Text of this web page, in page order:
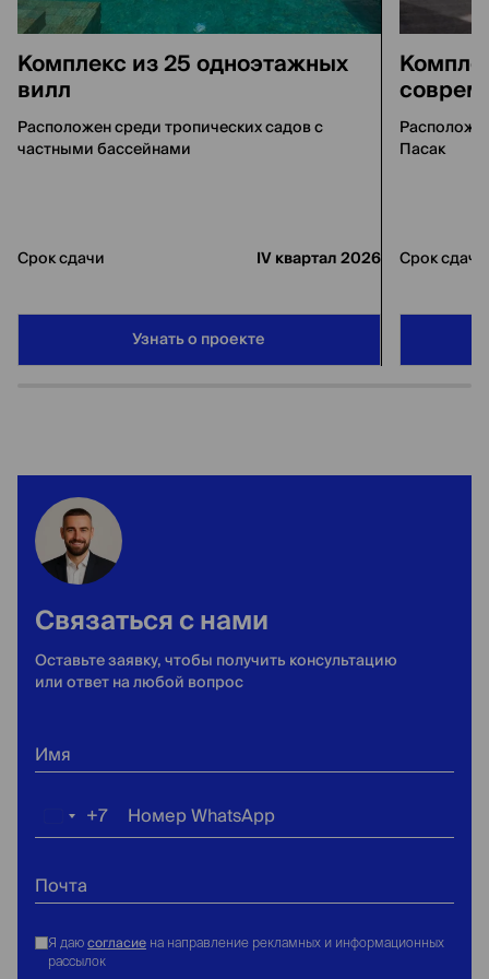
Комплекс из 25 одноэтажных
вилл
Расположен среди тропических садов с
частными бассейнами
Срок сдачи IV квартал 2026
Узнать о проекте
Пасак
Срок сдачи
Связаться с нами
Оставьте заявку, чтобы получить консультацию
или ответ на любой вопрос
Имя
Россия
+7 Номер WhatsApp
Почта
Я даю согласие на направление рекламных и информационных
рассылок